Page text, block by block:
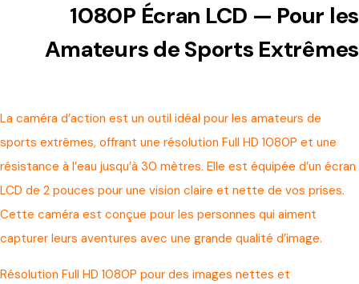
1080P Écran LCD — Pour les
Amateurs de Sports Extrêmes
La caméra d’action est un outil idéal pour les amateurs de
sports extrêmes, offrant une résolution Full HD 1080P et une
résistance à l’eau jusqu’à 30 mètres. Elle est équipée d’un écran
LCD de 2 pouces pour une vision claire et nette de vos prises.
Cette caméra est conçue pour les personnes qui aiment
capturer leurs aventures avec une grande qualité d’image.
Résolution Full HD 1080P pour des images nettes et